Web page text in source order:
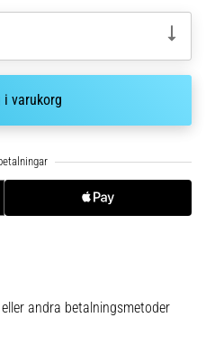
i varukorg
andra betalningsmetoder